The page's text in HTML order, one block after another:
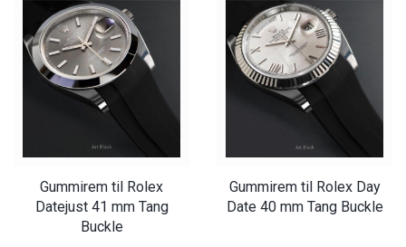
Gummirem til Rolex
Datejust 41 mm Tang
Buckle
Gummirem til Rolex Day
Date 40 mm Tang Buckle